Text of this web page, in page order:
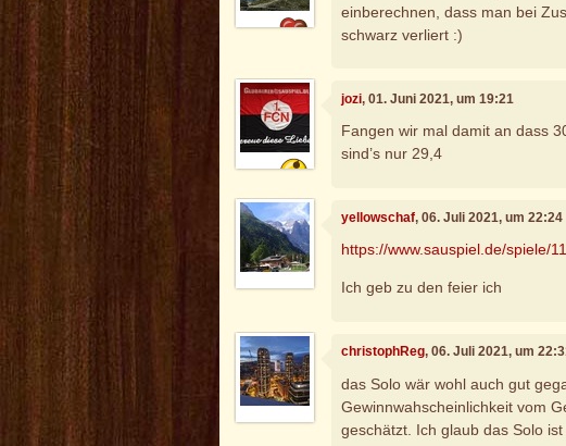
einberechnen, dass man bei
schwarz verliert :)
jozi, 01. Juni 2021, um 19:21
Fangen wir mal damit an dass
sind’s nur 29,4
yellowschaf, 06. Juli 2021, um 22:24
https://www.sauspiel.de/spiele/
Ich geb zu den feier ich
christophReg, 06. Juli 2021, um
das Solo wär wohl auch gut
Gewinnwahscheinlichkeit vom
geschätzt. Ich glaub das Solo